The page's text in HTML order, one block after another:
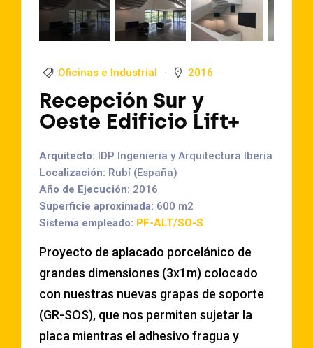
Oficinas e Industrial 2016
Recepción Sur y
Oeste Edificio Lift+
Arquitecto: IDP Ingenieria y Arquitectura Iberia
Localización: Rubí (España)
Año de Ejecución: 2016
Superficie aproximada: 600 m2
Sistema empleado: PF-ALT/SO-S
Proyecto de aplacado porcelánico de
grandes dimensiones (3x1m) colocado
con nuestras nuevas grapas de soporte
(GR-SOS), que nos permiten sujetar la
placa mientras el adhesivo fragua y